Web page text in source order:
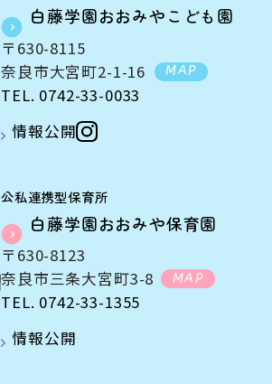
白藤学園おおみやこども園
〒630-8115
奈良市大宮町2-1-16
MAP
TEL. 0742-33-0033
情報公開
公私連携型保育所
白藤学園おおみや保育園
〒630-8123
奈良市三条大宮町3-8
MAP
TEL. 0742-33-1355
情報公開